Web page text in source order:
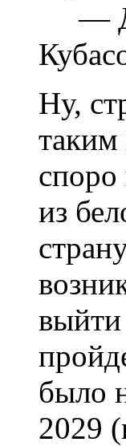
—
Ну,
таким
из
выйти
было
2029